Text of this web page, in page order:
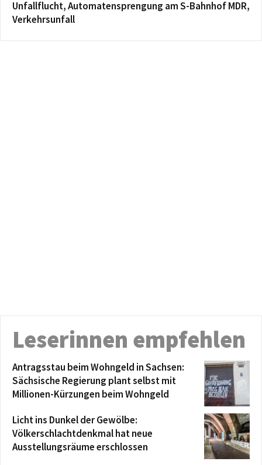
Unfallflucht, Automatensprengung am S-Bahnhof MDR,
Verkehrsunfall
Leserinnen empfehlen
Antragsstau beim Wohngeld in Sachsen:
Sächsische Regierung plant selbst mit
Millionen-Kürzungen beim Wohngeld
Licht ins Dunkel der Gewölbe:
Völkerschlachtdenkmal hat neue
Ausstellungsräume erschlossen